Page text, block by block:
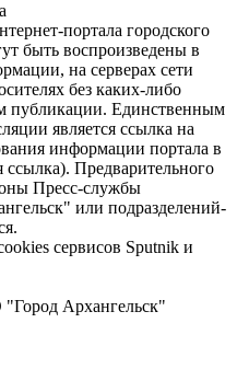
портала городского
быть воспроизведены в
на серверах сети
без каких-либо
публикации. Единственным
является ссылка на
информации портала в
Предварительного
Пресс-службы
или подразделений-
сервисов Sputnik и
Архангельск"